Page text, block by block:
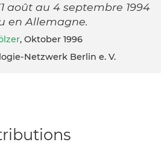
août au 4 septembre 1994
en Allemagne.
, Oktober 1996
Netzwerk Berlin e. V.